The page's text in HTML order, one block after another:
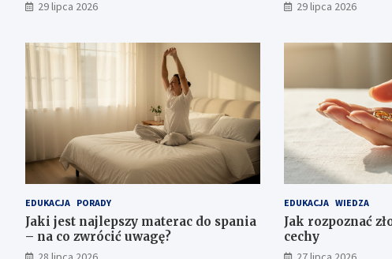
29 lipca 2026 29 lipca 2026
EDUKACJA PORADY
Jaki jest najlepszy materac do spania
– na co zwrócić uwagę?
EDUKACJA WIEDZA
Jak rozpoznać
cechy